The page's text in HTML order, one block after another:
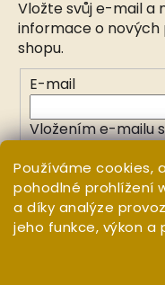
Používáme cookies,
pohodlné prohlížení
a díky analýze
jeho funkce, výkon a
Vložte svůj e-mail a
informace o
shopu.
E-mail
Vložením e-mailu
PŘIHLÁSIT SE